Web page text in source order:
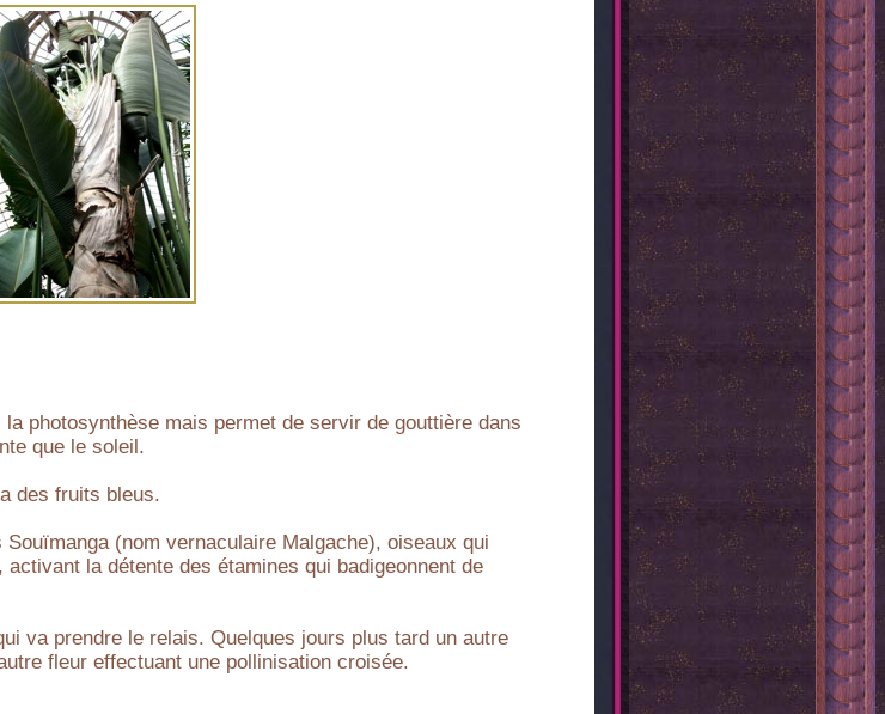
photosynthèse mais permet de servir de gouttière dans
que le soleil.
des fruits bleus.
(nom vernaculaire Malgache), oiseaux qui
la détente des étamines qui badigeonnent de
va prendre le relais. Quelques jours plus tard un autre
fleur effectuant une pollinisation croisée.